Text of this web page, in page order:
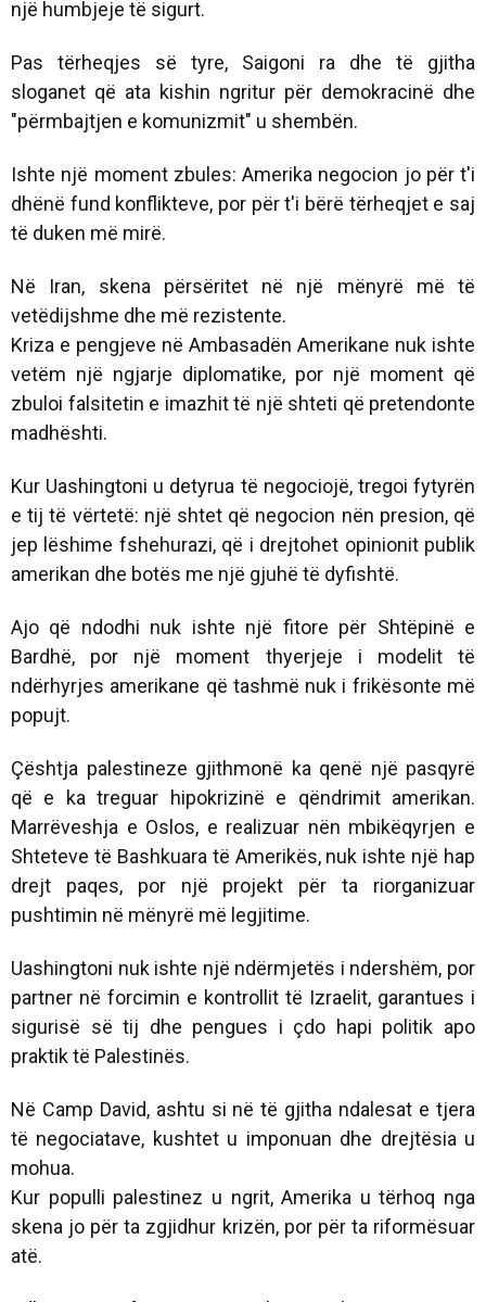
një humbjeje të sigurt.
Pas tërheqjes së tyre, Saigoni ra dhe të gjitha
sloganet që ata kishin ngritur për demokracinë dhe
"përmbajtjen e komunizmit" u shembën.
Ishte një moment zbules: Amerika negocion jo për t'i
dhënë fund konflikteve, por për t'i bërë tërheqjet e saj
të duken më mirë.
Në Iran, skena përsëritet në një mënyrë më të
vetëdijshme dhe më rezistente.
Kriza e pengjeve në Ambasadën Amerikane nuk ishte
vetëm një ngjarje diplomatike, por një moment që
zbuloi falsitetin e imazhit të një shteti që pretendonte
madhështi.
Kur Uashingtoni u detyrua të negociojë, tregoi fytyrën
e tij të vërtetë: një shtet që negocion nën presion, që
jep lëshime fshehurazi, që i drejtohet opinionit publik
amerikan dhe botës me një gjuhë të dyfishtë.
Ajo që ndodhi nuk ishte një fitore për Shtëpinë e
Bardhë, por një moment thyerjeje i modelit të
ndërhyrjes amerikane që tashmë nuk i frikësonte më
popujt.
Çështja palestineze gjithmonë ka qenë një pasqyrë
që e ka treguar hipokrizinë e qëndrimit amerikan.
Marrëveshja e Oslos, e realizuar nën mbikëqyrjen e
Shteteve të Bashkuara të Amerikës, nuk ishte një hap
drejt paqes, por një projekt për ta riorganizuar
pushtimin në mënyrë më legjitime.
Uashingtoni nuk ishte një ndërmjetës i ndershëm, por
partner në forcimin e kontrollit të Izraelit, garantues i
sigurisë së tij dhe pengues i çdo hapi politik apo
praktik të Palestinës.
Në Camp David, ashtu si në të gjitha ndalesat e tjera
të negociatave, kushtet u imponuan dhe drejtësia u
mohua.
Kur populli palestinez u ngrit, Amerika u tërhoq nga
skena jo për ta zgjidhur krizën, por për ta riformësuar
atë.